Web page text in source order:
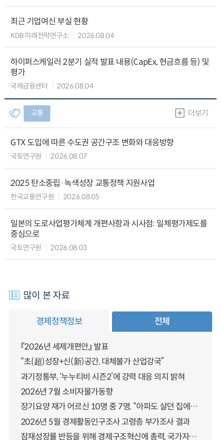
최근 기업여신 부실 현황
KDB 미래전략연구소 2026.08.04
하이퍼스케일러 2분기 실적 발표 내용(CapEx, 현금흐름 등) 및
평가
국제금융센터 2026.08.04
교통 더보기
GTX 도입에 따른 수도권 공간구조 변화와 대응방향
국토연구원 2026.08.07
2025 탄소중립·녹색성장 교통정책 지원사업
한국교통연구원 2026.08.05
일본의 도로사업평가체계 개편사항과 시사점: 일체평가제도를
중심으로
국토연구원 2026.08.03
많이 본 자료
경제정책정보 전체
『2026년 세제개편안』 발표
“초(超)성장+신(新)공간, 대체불가 산업강국”
과기정통부, ‘누누티비 시즌2’에 강력 대응 의지 밝혀
2026년 7월 소비자물가동향
장기요양 재가 어르신 10명 중 7명, “아파도 살던 집에서 살겠다” 「2025년 장기요양실태조사」 결과 발표
2026년 5월 경제활동인구조사 고령층 부가조사 결과
잠재성장률 반등을 위해 경제구조혁신에 총력, 국가자산 관리체계 대전환